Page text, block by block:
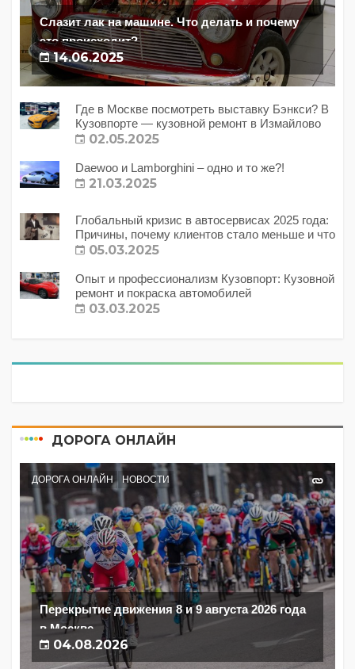
Слазит лак на машине. Что делать и почему
это происходит?
14.06.2025
Где в Москве посмотреть выставку Бэнкси? В
Кузовпорте — кузовной ремонт в Измайлово
02.05.2025
Daewoo и Lamborghini – одно и то же?!
21.03.2025
Глобальный кризис в автосервисах 2025 года:
Причины, почему клиентов стало меньше и что
с этим делать?
05.03.2025
Опыт и профессионализм Кузовпорт: Кузовной
ремонт и покраска автомобилей
03.03.2025
ДОРОГА ОНЛАЙН
ДОРОГА ОНЛАЙН НОВОСТИ
Перекрытие движения 8 и 9 августа 2026 года
в Москве
04.08.2026